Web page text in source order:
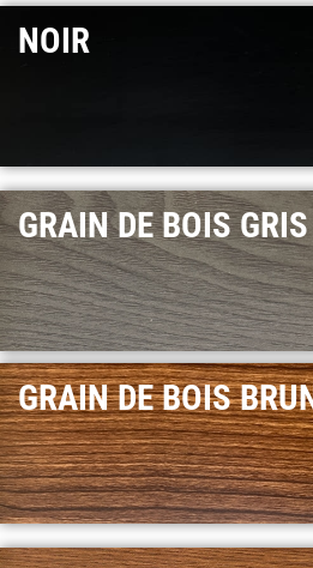
NOIR
GRAIN DE BOIS
GRAIN DE BOIS